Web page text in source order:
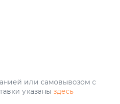
или самовывозом с
указаны здесь